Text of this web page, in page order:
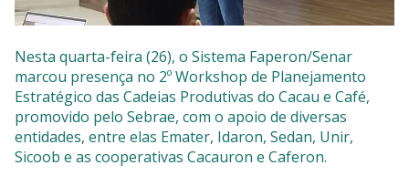
Nesta quarta-feira (26), o Sistema Faperon/Senar
marcou presença no 2º Workshop de Planejamento
Estratégico das Cadeias Produtivas do Cacau e Café,
promovido pelo Sebrae, com o apoio de diversas
entidades, entre elas Emater, Idaron, Sedan, Unir,
Sicoob e as cooperativas Cacauron e Caferon.